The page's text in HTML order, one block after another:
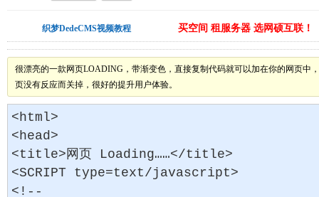
织梦DedeCMS视频教程 买空间 租服务器 选网硕互联！
很漂亮的一款网页LOADING，带渐变色，直接复制代码就可以加在你的网页中
页没有反应而关掉，很好的提升用户体验。